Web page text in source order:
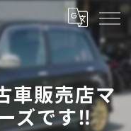
車販売店マ
ズです‼️